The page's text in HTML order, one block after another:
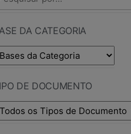
DA CATEGORIA
DE DOCUMENTO